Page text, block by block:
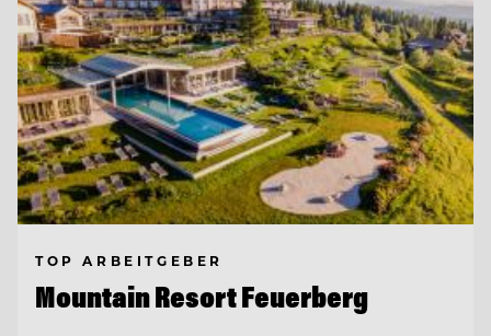
TOP ARBEITGEBER
Mountain Resort Feuerberg